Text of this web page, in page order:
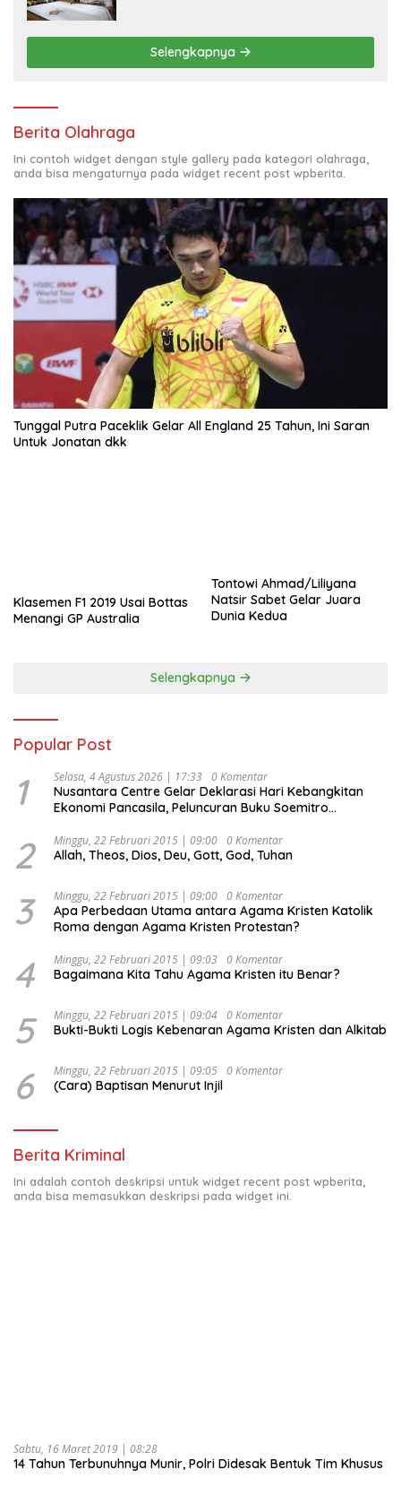
Selengkapnya
Berita Olahraga
Ini contoh widget dengan style gallery pada kategori olahraga,
anda bisa mengaturnya pada widget recent post wpberita.
Tunggal Putra Paceklik Gelar All England 25 Tahun, Ini Saran
Untuk Jonatan dkk
Klasemen F1 2019 Usai Bottas
Menangi GP Australia
Tontowi Ahmad/Liliyana
Natsir Sabet Gelar Juara
Dunia Kedua
Selengkapnya
Popular Post
1 Selasa, 4 Agustus 2026 | 17:33 0 Komentar
Nusantara Centre Gelar Deklarasi Hari Kebangkitan
Ekonomi Pancasila, Peluncuran Buku Soemitro
Ekonomi Politik Indonesia) & Simposium Nasional
“Urgensi Undang-Undang Perekonomian Nasional dan
Indonesia Emas 2045”,
2 Minggu, 22 Februari 2015 | 09:00 0 Komentar
Allah, Theos, Dios, Deu, Gott, God, Tuhan
3 Minggu, 22 Februari 2015 | 09:00 0 Komentar
Apa Perbedaan Utama antara Agama Kristen Katolik
Roma dengan Agama Kristen Protestan?
4 Minggu, 22 Februari 2015 | 09:03 0 Komentar
Bagaimana Kita Tahu Agama Kristen itu Benar?
5 Minggu, 22 Februari 2015 | 09:04 0 Komentar
Bukti-Bukti Logis Kebenaran Agama Kristen dan Alkitab
6 Minggu, 22 Februari 2015 | 09:05 0 Komentar
(Cara) Baptisan Menurut Injil
Berita Kriminal
Ini adalah contoh deskripsi untuk widget recent post wpberita,
anda bisa memasukkan deskripsi pada widget ini.
Sabtu, 16 Maret 2019 | 08:28
14 Tahun Terbunuhnya Munir, Polri Didesak Bentuk Tim Khusus